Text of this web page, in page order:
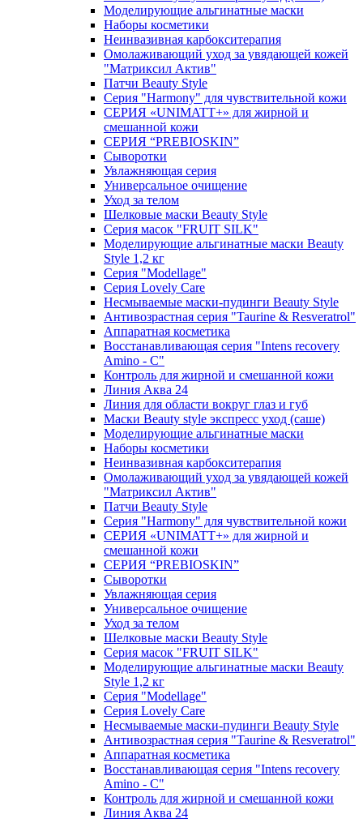
Моделирующие альгинатные маски
Наборы косметики
Неинвазивная карбокситерапия
Омолаживающий уход за увядающей кожей
"Матриксил Актив"
Патчи Beauty Style
Серия "Harmony" для чувствительной кожи
СЕРИЯ «UNIMATT+» для жирной и
смешанной кожи
СЕРИЯ “PREBIOSKIN”
Сыворотки
Увлажняющая серия
Универсальное очищение
Уход за телом
Шелковые маски Beauty Style
Серия масок "FRUIT SILK"
Моделирующие альгинатные маски Beauty
Style 1,2 кг
Серия "Modellage"
Cерия Lovely Care
Несмываемые маски-пудинги Beauty Style
Антивозрастная серия "Taurine & Resveratrol"
Аппаратная косметика
Восстанавливающая серия "Intens recovery
Amino - C"
Контроль для жирной и смешанной кожи
Линия Аква 24
Линия для области вокруг глаз и губ
Маски Beauty style экспресс уход (саше)
Моделирующие альгинатные маски
Наборы косметики
Неинвазивная карбокситерапия
Омолаживающий уход за увядающей кожей
"Матриксил Актив"
Патчи Beauty Style
Серия "Harmony" для чувствительной кожи
СЕРИЯ «UNIMATT+» для жирной и
смешанной кожи
СЕРИЯ “PREBIOSKIN”
Сыворотки
Увлажняющая серия
Универсальное очищение
Уход за телом
Шелковые маски Beauty Style
Серия масок "FRUIT SILK"
Моделирующие альгинатные маски Beauty
Style 1,2 кг
Серия "Modellage"
Cерия Lovely Care
Несмываемые маски-пудинги Beauty Style
Антивозрастная серия "Taurine & Resveratrol"
Аппаратная косметика
Восстанавливающая серия "Intens recovery
Amino - C"
Контроль для жирной и смешанной кожи
Линия Аква 24